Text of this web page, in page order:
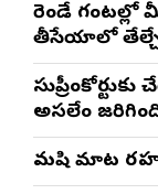
రెండే
తీసేయాలో
అసలేం
మనిషి మాట